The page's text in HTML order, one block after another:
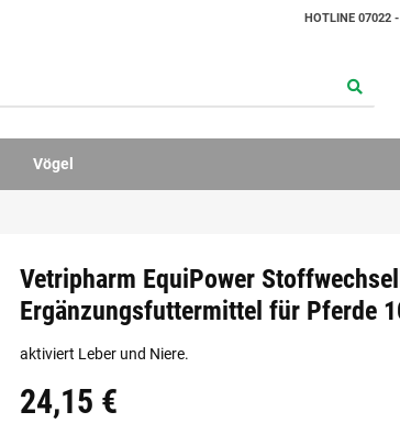
HOTLINE 07022
Vögel
Vetripharm EquiPower
Ergänzungsfuttermittel für Pferde
aktiviert Leber und Niere.
24,15 €